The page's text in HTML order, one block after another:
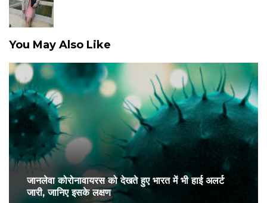
You May Also Like
जानलेवा कोरोनावायरस को देखते हुए भारत में भी हाई अलर्ट
जारी, जानिए इसके लक्षण